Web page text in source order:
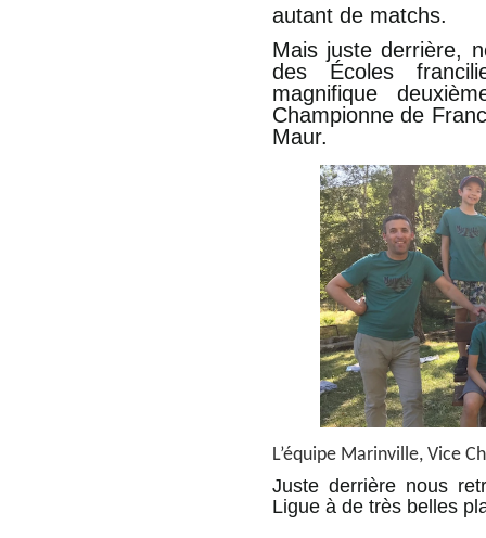
autant de matchs.
Mais juste derrière,
des Écoles
magnifique
Championne de
Maur.
L’équipe Marinville, Vice
Juste derrière nous
Ligue à de très belles